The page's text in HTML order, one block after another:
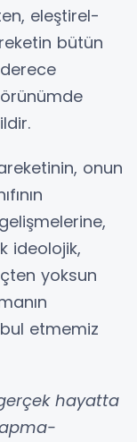
eleştirel-
bütün
onun
ideolojik,
yoksun
etmemiz
hayatta